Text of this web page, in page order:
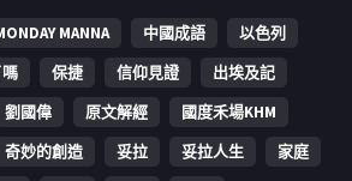
MANNA 中國成語
以色列
保捷 信仰見證
出埃及記
劉國偉 原文解經
國度禾場KHM
奇妙的創造 妥拉 妥拉人生 家庭